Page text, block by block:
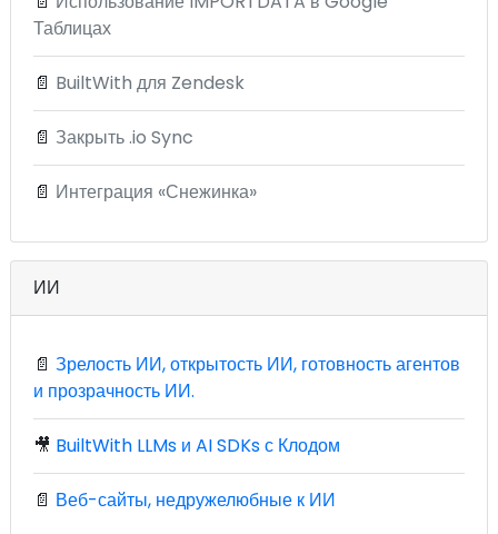
Таблицах
📄 BuiltWith для Zendesk
📄 Закрыть .io Sync
📄 Интеграция «Снежинка»
ИИ
📄 Зрелость ИИ, открытость ИИ, готовность агентов
и прозрачность ИИ.
🎥 BuiltWith LLMs и AI SDKs с Клодом
📄 Веб-сайты, недружелюбные к ИИ